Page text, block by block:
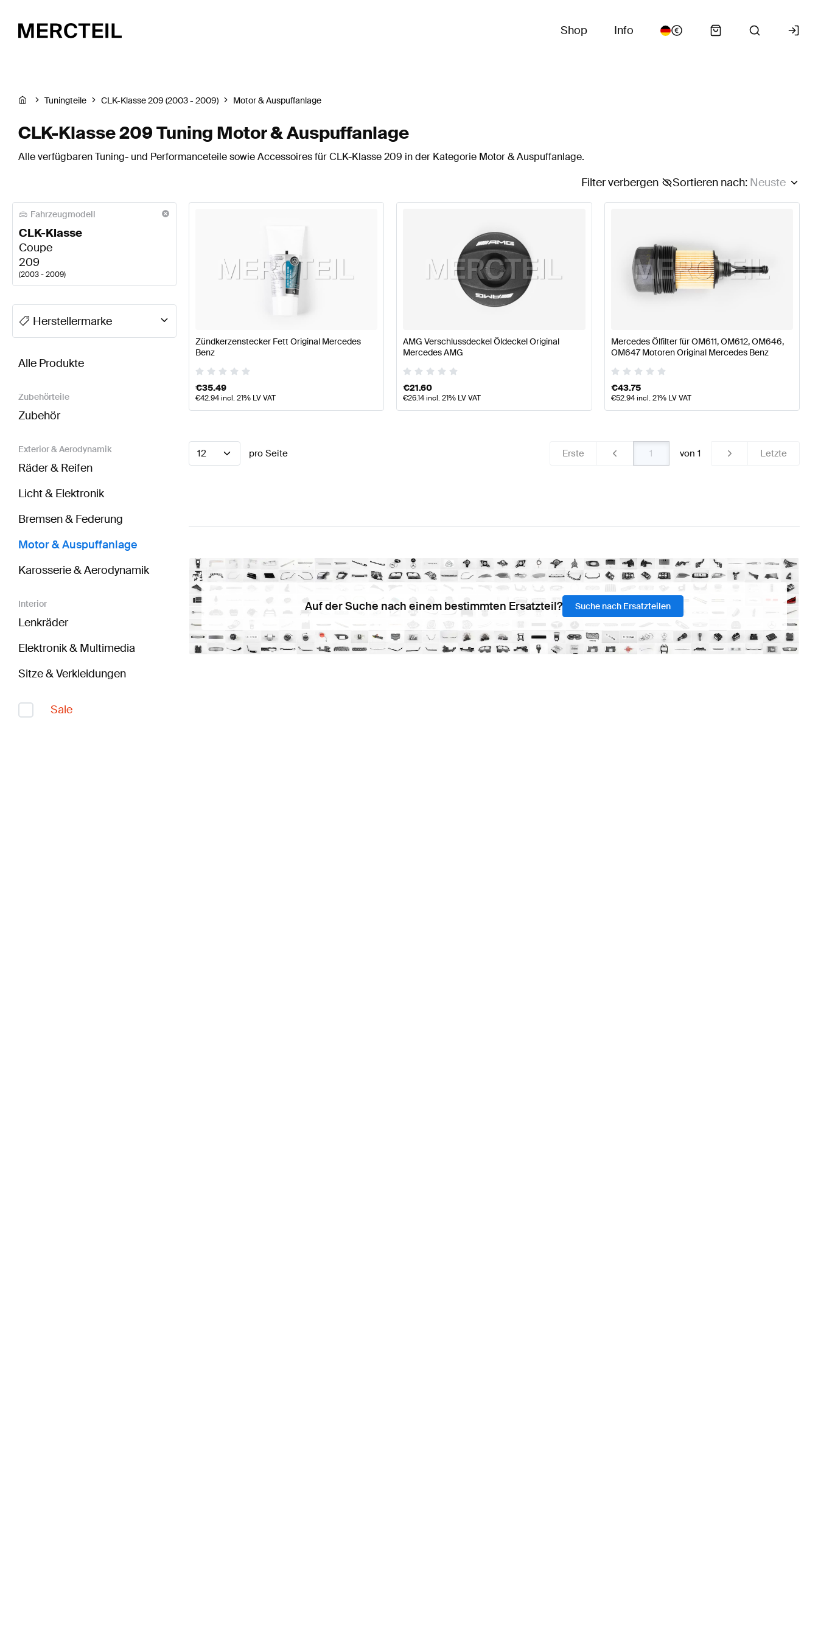
Shop Info
Tuningteile CLK-Klasse 209 (2003 - 2009) Motor & Auspuffanlage
CLK-Klasse 209 Tuning Motor & Auspuffanlage
Alle verfügbaren Tuning- und Performanceteile sowie Accessoires für CLK-Klasse 209 in der Kategorie Motor & Auspuffanlage.
Sortieren nach: Neuste
Filter verbergen
Fahrzeugmodell
CLK-Klasse
Coupe
209
(2003 - 2009)
A-Klasse Tuning Motor & Auspuffanlage A-Klasse W177 Modellpflege Tuning Motor & AuspuffanlageA-Klasse W177 Tuning Motor & Auspuffanlage
Herstellermarke
BRABUS CLK-Klasse 209 Motor & AuspuffanlageAMG CLK-Klasse 209 Motor & AuspuffanlageMercedes-Benz CLK-Klasse 209 Motor & Auspuffanlage
Alle Produkte
Zubehörteile
Zubehör
Exterior & Aerodynamik
Räder & Reifen
Licht & Elektronik
Bremsen & Federung
Motor & Auspuffanlage
Karosserie & Aerodynamik
Interior
Lenkräder
Elektronik & Multimedia
Sitze & Verkleidungen
Sale
Zündkerzenstecker Fett Original Mercedes
Benz
€35.49
€42.94incl. 21% LV VAT
AMG Verschlussdeckel Öldeckel Original
Mercedes AMG
€21.60
€26.14incl. 21% LV VAT
Mercedes Ölfilter für OM611, OM612, OM646,
OM647 Motoren Original Mercedes Benz
€43.75
€52.94incl. 21% LV VAT
12 pro Seite Erste von 1 Letzte
Auf der Suche nach einem bestimmten Ersatzteil? Suche nach Ersatzteilen